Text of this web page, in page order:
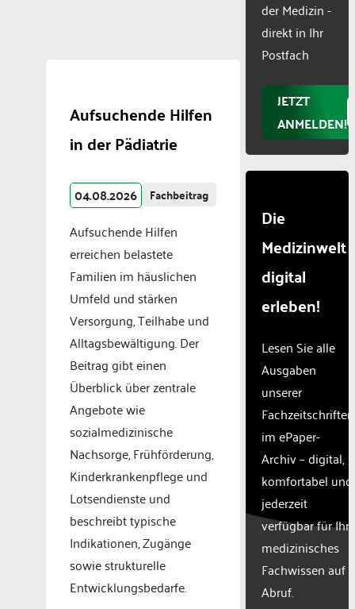
Aufsuchende Hilfen
in der Pädiatrie
04.08.2026 Fachbeitrag
Aufsuchende Hilfen
erreichen belastete
Familien im häuslichen
Umfeld und stärken
Versorgung, Teilhabe und
Alltagsbewältigung. Der
Beitrag gibt einen
Überblick über zentrale
Angebote wie
sozialmedizinische
Nachsorge, Frühförderung,
Kinderkrankenpflege und
Lotsendienste und
beschreibt typische
Indikationen, Zugänge
sowie strukturelle
Entwicklungsbedarfe.
Consent
der Medizin -
direkt in Ihr
Postfach
JETZT
ANMELDEN!
Die
Medizinwelt
digital
erleben!
Lesen Sie alle
Ausgaben
unserer
Fachzeitschriften
im ePaper-
Archiv – digital,
komfortabel und
jederzeit
verfügbar für Ihr
medizinisches
Fachwissen auf
Abruf.